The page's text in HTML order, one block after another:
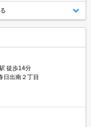
徒歩14分
日出南２丁目